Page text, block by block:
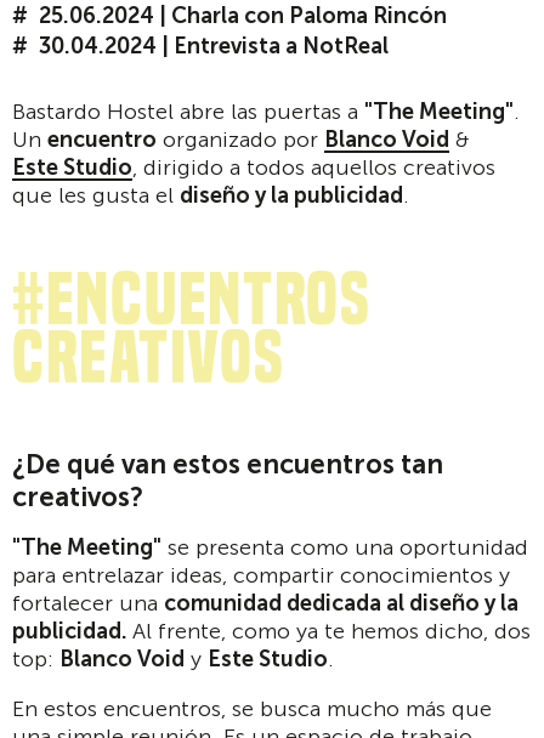
25.06.2024 | Charla con Paloma Rincón
30.04.2024 | Entrevista a NotReal
Bastardo Hostel abre las puertas a "The Meeting".
Un encuentro organizado por Blanco Void &
Este Studio, dirigido a todos aquellos creativos
que les gusta el diseño y la publicidad.
#Encuentros
creativos
¿De qué van estos encuentros tan
creativos?
"The Meeting" se presenta como una oportunidad
para entrelazar ideas, compartir conocimientos y
fortalecer una comunidad dedicada al diseño y la
publicidad. Al frente, como ya te hemos dicho, dos
top: Blanco Void y Este Studio.
En estos encuentros, se busca mucho más que